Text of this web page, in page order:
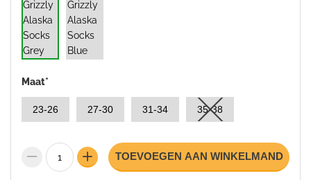
Maat*
23-26 27-30 31-34 35-38
TOEVOEGEN AAN WINKELMAND